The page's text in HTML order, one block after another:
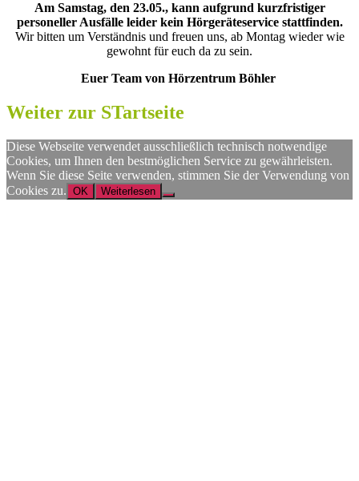
Am Samstag, den 23.05., kann aufgrund kurzfristiger
personeller Ausfälle leider kein Hörgeräteservice stattfinden.
Wir bitten um Verständnis und freuen uns, ab Montag wieder wie
gewohnt für euch da zu sein.
Euer Team von Hörzentrum Böhler
Weiter zur STartseite
Diese Webseite verwendet ausschließlich technisch notwendige
Cookies, um Ihnen den bestmöglichen Service zu gewährleisten.
Wenn Sie diese Seite verwenden, stimmen Sie der Verwendung von
Cookies zu. OK Weiterlesen